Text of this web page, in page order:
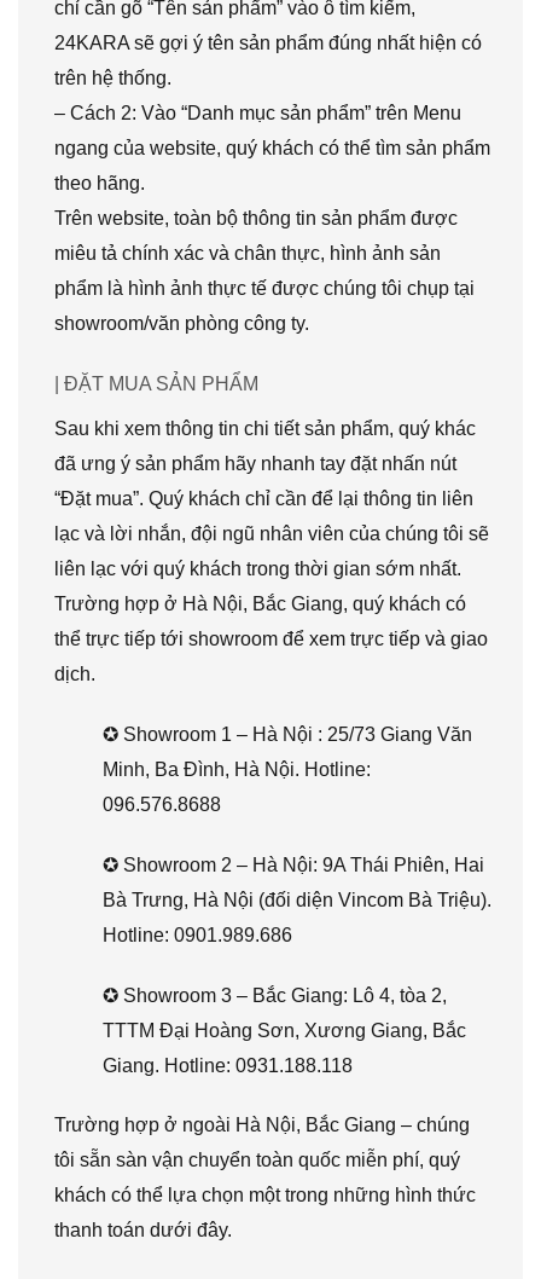
chỉ cần gõ “Tên sản phẩm” vào ô tìm kiếm,
24KARA sẽ gợi ý tên sản phẩm đúng nhất hiện có
trên hệ thống.
– Cách 2: Vào “Danh mục sản phẩm” trên Menu
ngang của website, quý khách có thể tìm sản phẩm
theo hãng.
Trên website, toàn bộ thông tin sản phẩm được
miêu tả chính xác và chân thực, hình ảnh sản
phẩm là hình ảnh thực tế được chúng tôi chụp tại
showroom/văn phòng công ty.
| ĐẶT MUA SẢN PHẨM
Sau khi xem thông tin chi tiết sản phẩm, quý khác
đã ưng ý sản phẩm hãy nhanh tay đặt nhấn nút
“Đặt mua”. Quý khách chỉ cần để lại thông tin liên
lạc và lời nhắn, đội ngũ nhân viên của chúng tôi sẽ
liên lạc với quý khách trong thời gian sớm nhất.
Trường hợp ở Hà Nội, Bắc Giang, quý khách có
thể trực tiếp tới showroom để xem trực tiếp và giao
dịch.
✪ Showroom 1 – Hà Nội : 25/73 Giang Văn
Minh, Ba Đình, Hà Nội. Hotline:
096.576.8688
✪ Showroom 2 – Hà Nội: 9A Thái Phiên, Hai
Bà Trưng, Hà Nội (đối diện Vincom Bà Triệu).
Hotline: 0901.989.686
✪ Showroom 3 – Bắc Giang: Lô 4, tòa 2,
TTTM Đại Hoàng Sơn, Xương Giang, Bắc
Giang. Hotline: 0931.188.118
Trường hợp ở ngoài Hà Nội, Bắc Giang – chúng
tôi sẵn sàn vận chuyển toàn quốc miễn phí, quý
khách có thể lựa chọn một trong những hình thức
thanh toán dưới đây.